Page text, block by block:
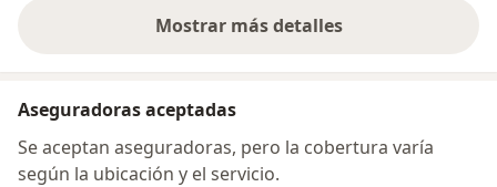
Mostrar más detalles
sobre la dirección
Aseguradoras aceptadas
Se aceptan aseguradoras, pero la cobertura varía
según la ubicación y el servicio.